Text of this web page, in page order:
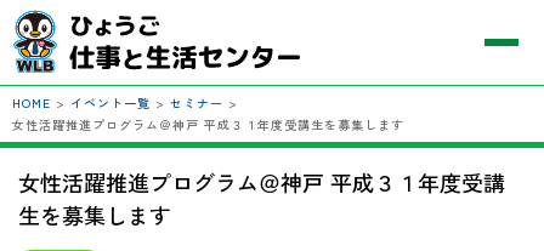
HOME > イベント一覧 > セミナー >
女性活躍推進プログラム＠神戸 平成３１年度受講生を募集します
女性活躍推進プログラム＠神戸 平成３１年度受講
生を募集します